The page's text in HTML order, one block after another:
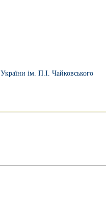
ім. П.І. Чайковського